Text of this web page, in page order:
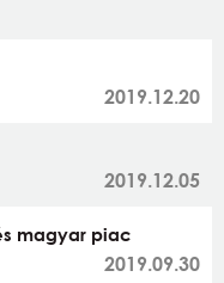
2019.12.20
2019.12.05
magyar piac
2019.09.30